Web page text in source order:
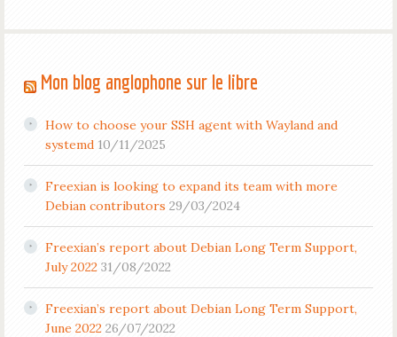
Mon blog anglophone sur le libre
How to choose your SSH agent with Wayland and
systemd 10/11/2025
Freexian is looking to expand its team with more
Debian contributors 29/03/2024
Freexian’s report about Debian Long Term Support,
July 2022 31/08/2022
Freexian’s report about Debian Long Term Support,
June 2022 26/07/2022